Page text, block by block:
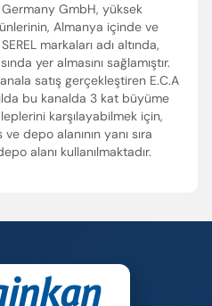
Germany GmbH, yüksek
Almanya içinde ve
markaları adı altında,
yer almasını sağlamıştır.
satış gerçekleştiren E.C.A
bu kanalda 3 kat büyüme
karşılayabilmek için,
depo alanının yanı sıra
alanı kullanılmaktadır.